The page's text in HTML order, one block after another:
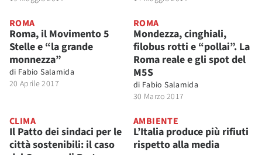
ROMA
Roma, il Movimento 5
Stelle e “la grande
monnezza”
di Fabio Salamida
20 Aprile 2017
ROMA
Mondezza, cinghiali,
filobus rotti e “pollai”. La
Roma reale e gli spot del
M5S
di Fabio Salamida
30 Marzo 2017
CLIMA
Il Patto dei sindaci per le
città sostenibili: il caso
AMBIENTE
L’Italia produce più rifiuti
rispetto alla media